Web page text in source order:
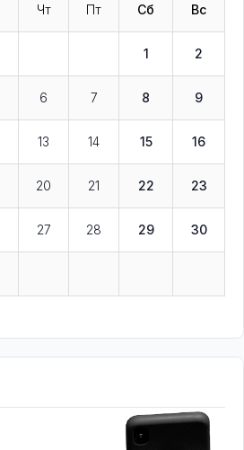
Чт Пт Сб Вс
1 2
6 7 8 9
13 14 15 16
20 21 22 23
27 28 29 30